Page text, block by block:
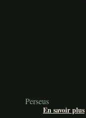
Perseus
En savoir plus